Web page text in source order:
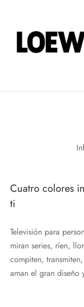
Cuatro colores
ti
Televisión para
miran series, ríen,
compiten,
aman el gran